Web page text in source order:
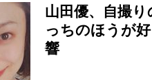
山田優、自撮
っちのほうが
響